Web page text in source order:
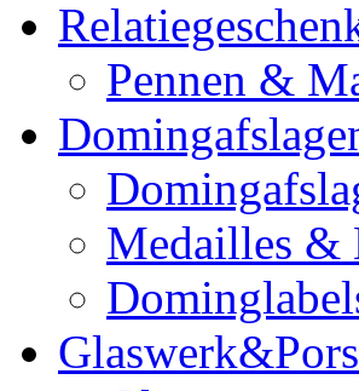
Pennen &
Medailles &